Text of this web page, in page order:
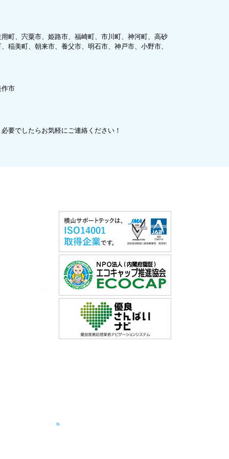
町、宍粟市、姫路市、福崎町、市川町、神河町、高砂
稲美町、朝来市、養父市、明石市、神戸市、小野市、
作市
要でしたらお気軽にご連絡ください！